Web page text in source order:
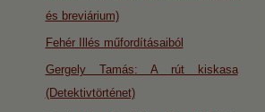
és breviárium)
Fehér Illés műfordításaiból
Gergely Tamás: A rút kiskasa
(Detektivtörténet)